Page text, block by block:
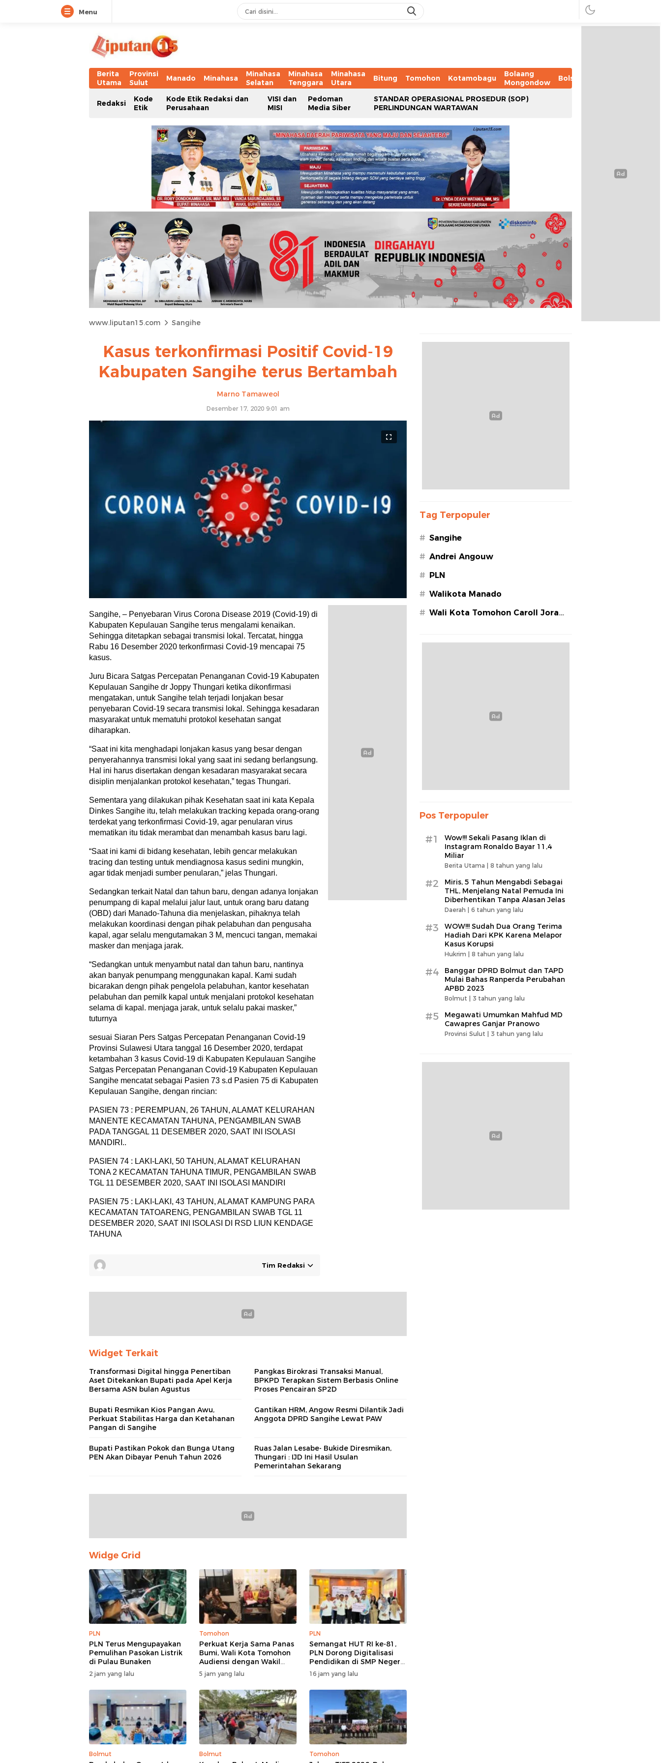
Menu
Berita
Utama
Provinsi
Sulut
Manado Minahasa
Minahasa
Selatan
Minahasa
Tenggara
Minahasa
Utara
Bitung Tomohon Kotamobagu
Bolaang
Mongondow
Bolsel
Redaksi
Kode
Etik
Kode Etik Redaksi dan
Perusahaan
VISI dan
MISI
Pedoman
Media Siber
STANDAR OPERASIONAL PROSEDUR (SOP)
PERLINDUNGAN WARTAWAN
www.liputan15.com Sangihe
Kasus terkonfirmasi Positif Covid-19
Kabupaten Sangihe terus Bertambah
Marno Tamaweol
Desember 17, 2020 9:01 am
Sangihe, – Penyebaran Virus Corona Disease 2019 (Covid-19) di
Kabupaten Kepulauan Sangihe terus mengalami kenaikan.
Sehingga ditetapkan sebagai transmisi lokal. Tercatat, hingga
Rabu 16 Desember 2020 terkonfirmasi Covid-19 mencapai 75
kasus.
Juru Bicara Satgas Percepatan Penanganan Covid-19 Kabupaten
Kepulauan Sangihe dr Joppy Thungari ketika dikonfirmasi
mengatakan, untuk Sangihe telah terjadi lonjakan besar
penyebaran Covid-19 secara transmisi lokal. Sehingga kesadaran
masyarakat untuk mematuhi protokol kesehatan sangat
diharapkan.
“Saat ini kita menghadapi lonjakan kasus yang besar dengan
penyerahannya transmisi lokal yang saat ini sedang berlangsung.
Hal ini harus disertakan dengan kesadaran masyarakat secara
disiplin menjalankan protokol kesehatan,” tegas Thungari.
Sementara yang dilakukan pihak Kesehatan saat ini kata Kepala
Dinkes Sangihe itu, telah melakukan tracking kepada orang-orang
terdekat yang terkonfirmasi Covid-19, agar penularan virus
mematikan itu tidak merambat dan menambah kasus baru lagi.
“Saat ini kami di bidang kesehatan, lebih gencar melakukan
tracing dan testing untuk mendiagnosa kasus sedini mungkin,
agar tidak menjadi sumber penularan,” jelas Thungari.
Sedangkan terkait Natal dan tahun baru, dengan adanya lonjakan
penumpang di kapal melalui jalur laut, untuk orang baru datang
(OBD) dari Manado-Tahuna dia menjelaskan, pihaknya telah
melakukan koordinasi dengan pihak pelabuhan dan pengusaha
kapal, agar selalu mengutamakan 3 M, mencuci tangan, memakai
masker dan menjaga jarak.
“Sedangkan untuk menyambut natal dan tahun baru, nantinya
akan banyak penumpang menggunakan kapal. Kami sudah
bicarakan dengn pihak pengelola pelabuhan, kantor kesehatan
pelabuhan dan pemilk kapal untuk menjalani protokol kesehatan
selama di kapal. menjaga jarak, untuk selalu pakai masker,”
tuturnya
sesuai Siaran Pers Satgas Percepatan Penanganan Covid-19
Provinsi Sulawesi Utara tanggal 16 Desember 2020, terdapat
ketambahan 3 kasus Covid-19 di Kabupaten Kepulauan Sangihe
Satgas Percepatan Penanganan Covid-19 Kabupaten Kepulauan
Sangihe mencatat sebagai Pasien 73 s.d Pasien 75 di Kabupaten
Kepulauan Sangihe, dengan rincian:
PASIEN 73 : PEREMPUAN, 26 TAHUN, ALAMAT KELURAHAN
MANENTE KECAMATAN TAHUNA, PENGAMBILAN SWAB
PADA TANGGAL 11 DESEMBER 2020, SAAT INI ISOLASI
MANDIRI..
PASIEN 74 : LAKI-LAKI, 50 TAHUN, ALAMAT KELURAHAN
TONA 2 KECAMATAN TAHUNA TIMUR, PENGAMBILAN SWAB
TGL 11 DESEMBER 2020, SAAT INI ISOLASI MANDIRI
PASIEN 75 : LAKI-LAKI, 43 TAHUN, ALAMAT KAMPUNG PARA
KECAMATAN TATOARENG, PENGAMBILAN SWAB TGL 11
DESEMBER 2020, SAAT INI ISOLASI DI RSD LIUN KENDAGE
TAHUNA
Tim Redaksi
Widget Terkait
Transformasi Digital hingga Penertiban
Aset Ditekankan Bupati pada Apel Kerja
Bersama ASN bulan Agustus
Pangkas Birokrasi Transaksi Manual,
BPKPD Terapkan Sistem Berbasis Online
Proses Pencairan SP2D
Bupati Resmikan Kios Pangan Awu,
Perkuat Stabilitas Harga dan Ketahanan
Pangan di Sangihe
Gantikan HRM, Angow Resmi Dilantik Jadi
Anggota DPRD Sangihe Lewat PAW
Bupati Pastikan Pokok dan Bunga Utang
PEN Akan Dibayar Penuh Tahun 2026
Ruas Jalan Lesabe- Bukide Diresmikan,
Thungari : IJD Ini Hasil Usulan
Pemerintahan Sekarang
Widge Grid
PLN
PLN Terus Mengupayakan
Pemulihan Pasokan Listrik
di Pulau Bunaken
2 jam yang lalu
Tomohon
Perkuat Kerja Sama Panas
Bumi, Wali Kota Tomohon
Audiensi dengan Wakil
Dubes Selandia Baru
5 jam yang lalu
PLN
Semangat HUT RI ke-81,
PLN Dorong Digitalisasi
Pendidikan di SMP Negeri
1 Palu Lewat Program
TJSL
16 jam yang lalu
Bolmut Bolmut Tomohon
Tag Terpopuler
# Sangihe
# Andrei Angouw
# PLN
# Walikota Manado
# Wali Kota Tomohon Caroll Joram
Pos Terpopuler
#1
Wow!!! Sekali Pasang Iklan di
Instagram Ronaldo Bayar 11,4
Miliar
Berita Utama | 8 tahun yang lalu
#2
Miris, 5 Tahun Mengabdi Sebagai
THL, Menjelang Natal Pemuda Ini
Diberhentikan Tanpa Alasan Jelas
Daerah | 6 tahun yang lalu
#3
WOW!!! Sudah Dua Orang Terima
Hadiah Dari KPK Karena Melapor
Kasus Korupsi
Hukrim | 8 tahun yang lalu
#4
Banggar DPRD Bolmut dan TAPD
Mulai Bahas Ranperda Perubahan
APBD 2023
Bolmut | 3 tahun yang lalu
#5
Megawati Umumkan Mahfud MD
Cawapres Ganjar Pranowo
Provinsi Sulut | 3 tahun yang lalu